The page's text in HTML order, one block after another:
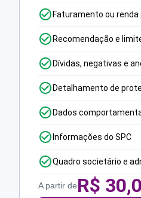
Faturamento ou
Recomendação e
Dívidas, negativas e
Detalhamento de
Dados
Informações do SPC
Quadro societário e
A partir deR$